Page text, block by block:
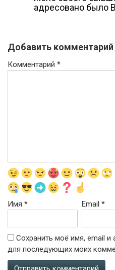
адресовано было
Добавить комментарий
Комментарий *
Имя * Email*
Сохранить моё имя, email и
для последующих моих